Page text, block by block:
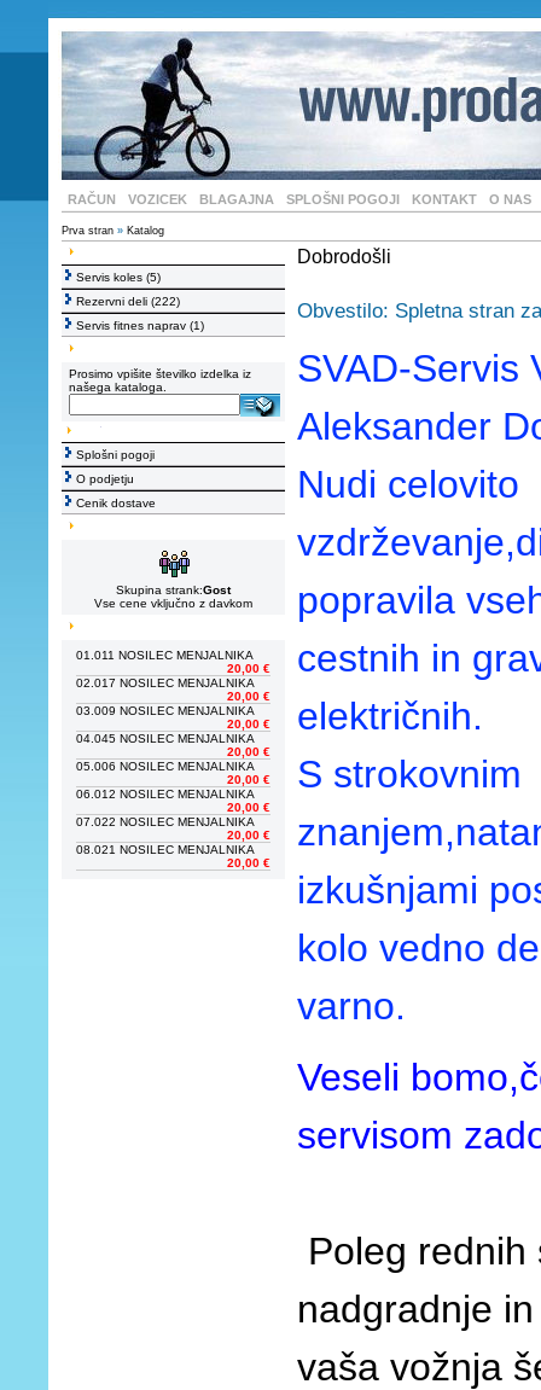
RAČUN VOZICEK BLAGAJNA SPLOŠNI POGOJI KONTAKT O NAS
Prva stran » Katalog
Servis koles (5)
Rezervni deli (222)
Servis fitnes naprav (1)
Prosimo vpišite številko izdelka iz
našega kataloga.
Splošni pogoji
O podjetju
Cenik dostave
Skupina strank:Gost
Vse cene vključno z davkom
01. 011 NOSILEC MENJALNIKA
20,00 €
02. 017 NOSILEC MENJALNIKA
20,00 €
03. 009 NOSILEC MENJALNIKA
20,00 €
04. 045 NOSILEC MENJALNIKA
20,00 €
05. 006 NOSILEC MENJALNIKA
20,00 €
06. 012 NOSILEC MENJALNIKA
20,00 €
07. 022 NOSILEC MENJALNIKA
20,00 €
08. 021 NOSILEC MENJALNIKA
20,00 €
Dobrodošli
Obvestilo: Spletna stran
SVAD-Servis
Aleksander
Nudi celovito
popravila
cestnih in
električnih.
S strokovnim
izkušnjami
kolo vedno
varno.
Veseli
servisom
Poleg rednih
nadgradnje
vaša vožnja